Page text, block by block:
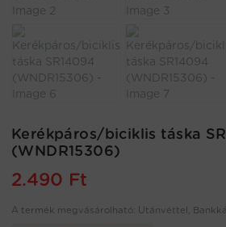
Kerékpáros/biciklis táska
(WNDR15306)
2.490 Ft
A termék megvásárolható: Utánvéttel,